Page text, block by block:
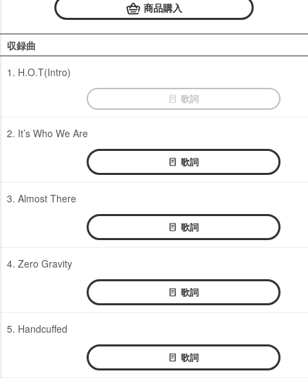
商品購入
収録曲
1. H.O.T(Intro)
歌詞
2. It’s Who We Are
歌詞
3. Almost There
歌詞
4. Zero Gravity
歌詞
5. Handcuffed
歌詞